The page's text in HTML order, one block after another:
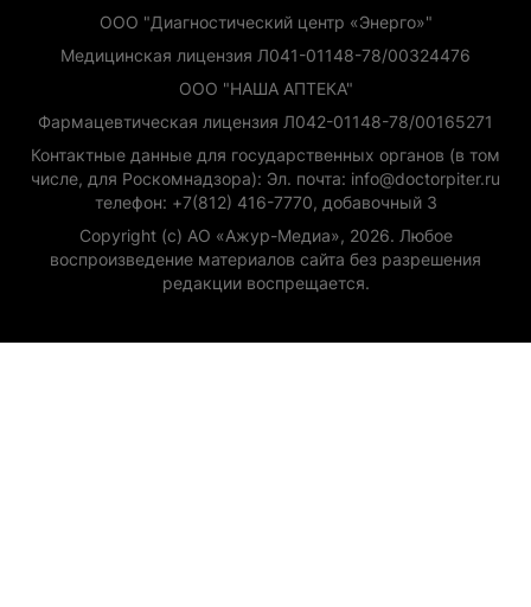
ООО "Диагностический центр «Энерго»"
Медицинская лицензия Л041-01148-78/00324476
ООО "НАША АПТЕКА"
Фармацевтическая лицензия Л042-01148-78/00165271
Контактные данные для государственных органов (в том
числе, для Роскомнадзора): Эл. почта: info@doctorpiter.ru
телефон: +7(812) 416-7770, добавочный 3
Copyright (с) АО «Ажур-Медиа», 2026. Любое
воспроизведение материалов сайта без разрешения
редакции воспрещается.